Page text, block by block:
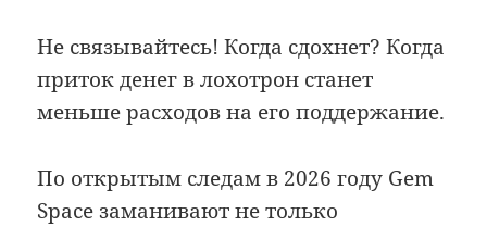
Не связывайтесь! Когда сдохнет? Когда
приток денег в лохотрон станет
меньше расходов на его поддержание.
По открытым следам в 2026 году Gem
Space заманивают не только